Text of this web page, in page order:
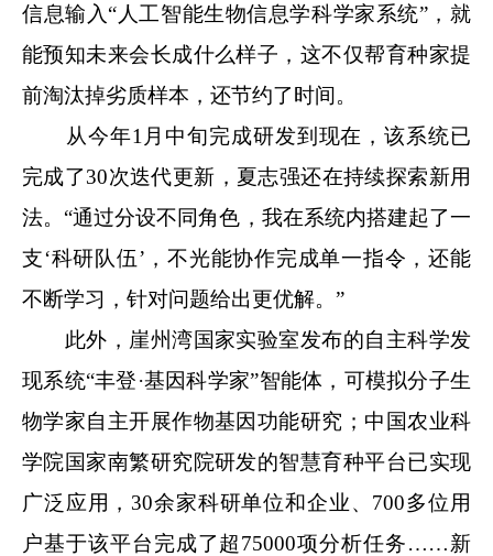
信息输入“人工智能生物信息学科学家系统”，就
能预知未来会长成什么样子，这不仅帮育种家提
前淘汰掉劣质样本，还节约了时间。
从今年1月中旬完成研发到现在，该系统已
完成了30次迭代更新，夏志强还在持续探索新用
法。“通过分设不同角色，我在系统内搭建起了一
支‘科研队伍’，不光能协作完成单一指令，还能
不断学习，针对问题给出更优解。”
此外，崖州湾国家实验室发布的自主科学发
现系统“丰登·基因科学家”智能体，可模拟分子生
物学家自主开展作物基因功能研究；中国农业科
学院国家南繁研究院研发的智慧育种平台已实现
广泛应用，30余家科研单位和企业、700多位用
户基于该平台完成了超75000项分析任务……新